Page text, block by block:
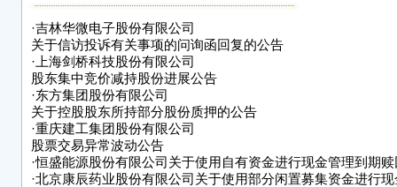
·吉林华微电子股份有限公司
关于信访投诉有关事项的问询函回复的公告
· 上海剑桥科技股份有限公司
股东集中竞价减持股份进展公告
·东方集团股份有限公司
关于控股股东所持部分股份质押的公告
·重庆建工集团股份有限公司
股票交易异常波动公告
·恒盛能源股份有限公司关于使用自有资金进行现金管理到期
·北京康辰药业股份有限公司关于使用部分闲置募集资金进行
恒盛